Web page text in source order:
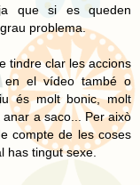
que si es queden
problema.
tindre clar les accions
en el vídeo també o
és molt bonic, molt
a saco... Per això
compte de les coses
has tingut sexe.